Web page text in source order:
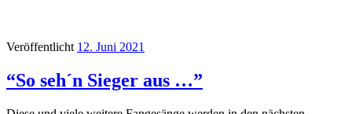
Veröffentlicht 12. Juni 2021
“So seh´n Sieger aus …”